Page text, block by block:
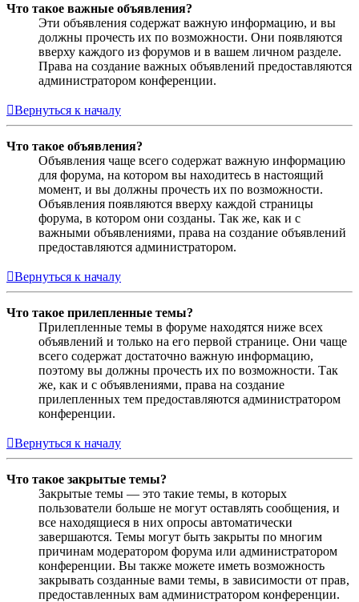
Что такое важные объявления?
Эти объявления содержат важную информацию, и вы
должны прочесть их по возможности. Они появляются
вверху каждого из форумов и в вашем личном разделе.
Права на создание важных объявлений предоставляются
администратором конференции.
Вернуться к началу
Что такое объявления?
Объявления чаще всего содержат важную информацию
для форума, на котором вы находитесь в настоящий
момент, и вы должны прочесть их по возможности.
Объявления появляются вверху каждой страницы
форума, в котором они созданы. Так же, как и с
важными объявлениями, права на создание объявлений
предоставляются администратором.
Вернуться к началу
Что такое прилепленные темы?
Прилепленные темы в форуме находятся ниже всех
объявлений и только на его первой странице. Они чаще
всего содержат достаточно важную информацию,
поэтому вы должны прочесть их по возможности. Так
же, как и с объявлениями, права на создание
прилепленных тем предоставляются администратором
конференции.
Вернуться к началу
Что такое закрытые темы?
Закрытые темы — это такие темы, в которых
пользователи больше не могут оставлять сообщения, и
все находящиеся в них опросы автоматически
завершаются. Темы могут быть закрыты по многим
причинам модератором форума или администратором
конференции. Вы также можете иметь возможность
закрывать созданные вами темы, в зависимости от прав,
предоставленных вам администратором конференции.